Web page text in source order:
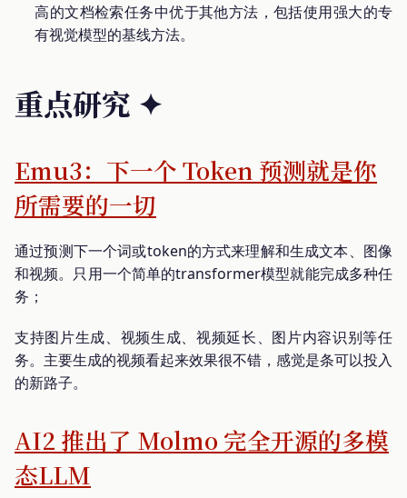
高的文档检索任务中优于其他方法，包括使用强大的专
有视觉模型的基线方法。
重点研究 ✦
Emu3：下一个 Token 预测就是你
所需要的一切
通过预测下一个词或token的方式来理解和生成文本、图像
和视频。只用一个简单的transformer模型就能完成多种任
务；
支持图片生成、视频生成、视频延长、图片内容识别等任
务。主要生成的视频看起来效果很不错，感觉是条可以投入
的新路子。
AI2 推出了 Molmo 完全开源的多模
态LLM